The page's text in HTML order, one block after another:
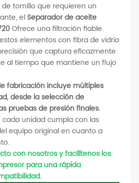
tornillo que requieren un
el Separador de aceite
Ofrece una filtración fiable.
elementos con fibra de vidrio
que captura eficazmente
al tiempo que mantiene un flujo
fabricación incluye múltiples
desde la selección de
pruebas de presión finales.
cada unidad cumpla con las
equipo original en cuanto a
con nosotros y facilítenos los
para una rápida